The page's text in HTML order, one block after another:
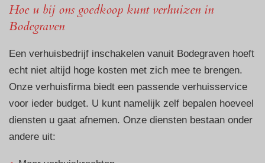
Hoe u bij ons goedkoop kunt verhuizen in
Bodegraven
Een verhuisbedrijf inschakelen vanuit Bodegraven hoeft
echt niet altijd hoge kosten met zich mee te brengen.
Onze verhuisfirma biedt een passende verhuisservice
voor ieder budget. U kunt namelijk zelf bepalen hoeveel
diensten u gaat afnemen. Onze diensten bestaan onder
andere uit: